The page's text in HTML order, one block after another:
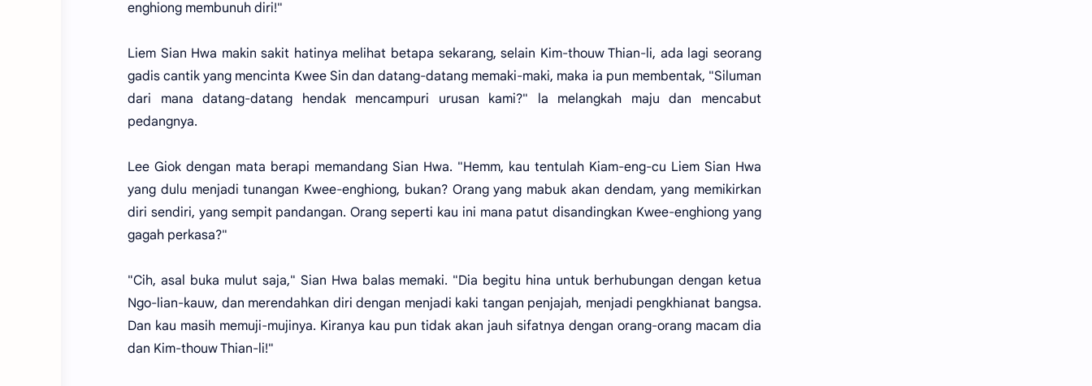
enghiong membunuh diri!"
Liem Sian Hwa makin sakit hatinya melihat betapa sekarang, selain Kim-thouw Thian-li, ada lagi seorang
gadis cantik yang mencinta Kwee Sin dan datang-datang memaki-maki, maka ia pun membentak, "Siluman
dari mana datang-datang hendak mencampuri urusan kami?" la melangkah maju dan mencabut
pedangnya.
Lee Giok dengan mata berapi memandang Sian Hwa. "Hemm, kau tentulah Kiam-eng-cu Liem Sian Hwa
yang dulu menjadi tunangan Kwee-enghiong, bukan? Orang yang mabuk akan dendam, yang memikirkan
diri sendiri, yang sempit pandangan. Orang seperti kau ini mana patut disandingkan Kwee-enghiong yang
gagah perkasa?"
"Cih, asal buka mulut saja," Sian Hwa balas memaki. "Dia begitu hina untuk berhubungan dengan ketua
Ngo-lian-kauw, dan merendahkan diri dengan menjadi kaki tangan penjajah, menjadi pengkhianat bangsa.
Dan kau masih memuji-mujinya. Kiranya kau pun tidak akan jauh sifatnya dengan orang-orang macam dia
dan Kim-thouw Thian-li!"